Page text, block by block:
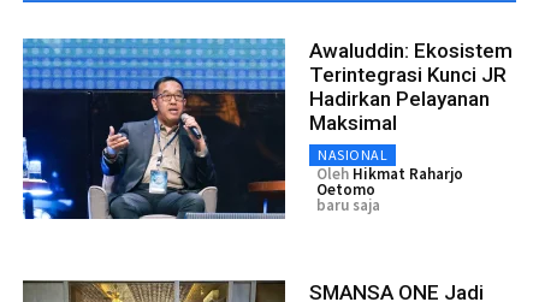
Awaluddin: Ekosistem
Terintegrasi Kunci JR
Hadirkan Pelayanan
Maksimal
NASIONAL
Oleh Hikmat Raharjo
Oetomo
baru saja
SMANSA ONE Jadi